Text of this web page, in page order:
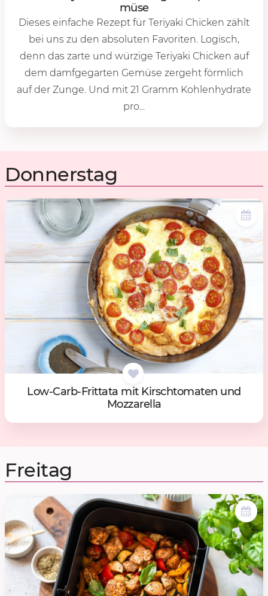
mü­se
Dieses einfache Rezept für Teriyaki Chicken zählt
bei uns zu den absoluten Favoriten. Logisch,
denn das zarte und würzige Teriyaki Chicken auf
dem damfgegarten Gemüse zergeht förmlich
auf der Zunge. Und mit 21 Gramm Kohlenhydrate
pro...
Donnerstag
Low-Carb-Frit­ta­ta mit Kirschto­ma­ten und
Moz­za­rel­la
Freitag